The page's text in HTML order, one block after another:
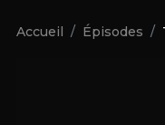
Accueil Épisodes